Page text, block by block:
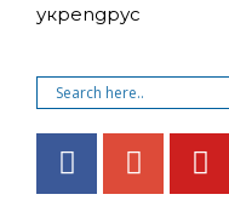
укрengрус